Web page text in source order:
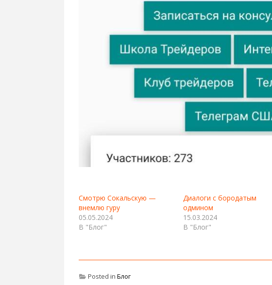
Смотрю Сокальскую —
внемлю гуру
05.05.2024
В "Блог"
Диалоги с бородатым
одмином
15.03.2024
В "Блог"
Posted in Блог